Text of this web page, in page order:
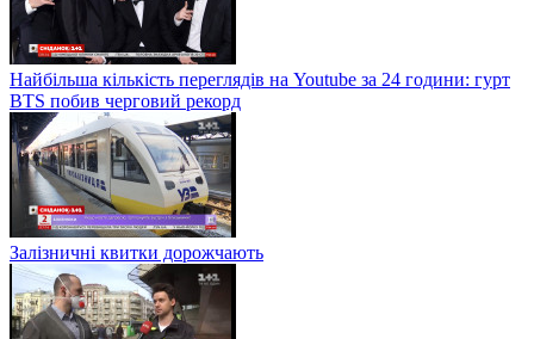
Найбільша кількість переглядів на Youtube за 24 години: гурт
BTS побив черговий рекорд
Залізничні квитки дорожчають